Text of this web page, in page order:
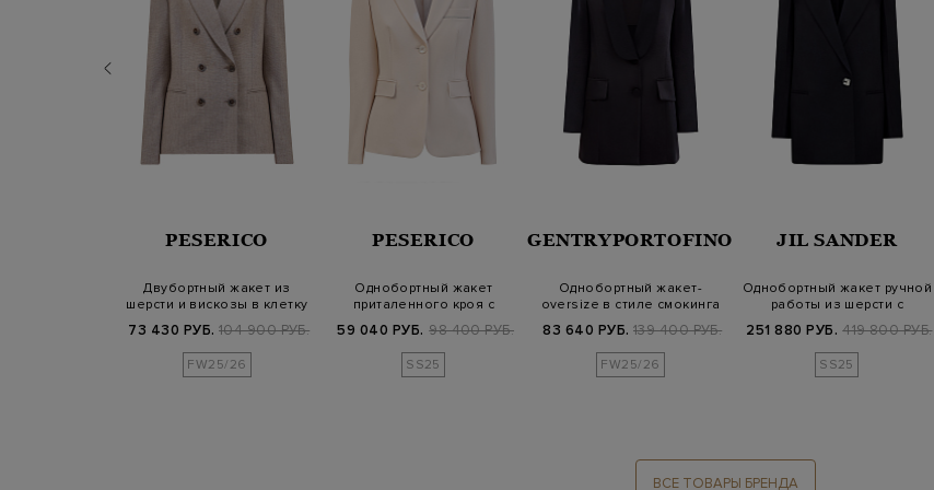
PESERICO
Двубортный жакет из
шерсти и вискозы в клетку
73 430 РУБ. 104 900 РУБ.
FW25/26
PESERICO
Однобортный жакет
приталенного кроя с
59 040 РУБ. 98 400 РУБ.
SS25
GENTRYPORTOFINO
Однобортный жакет-
oversize в стиле смокинга
83 640 РУБ. 139 400 РУБ.
FW25/26
JIL SANDER
Однобортный жакет ручной
работы из шерсти с
251 880 РУБ. 419 800 РУБ.
SS25
ВСЕ ТОВАРЫ БРЕНДА